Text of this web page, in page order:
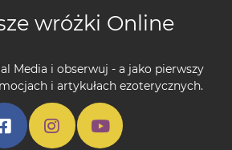
wróżki Online
Media i obserwuj - a jako pierwszy
i artykułach ezoterycznych.